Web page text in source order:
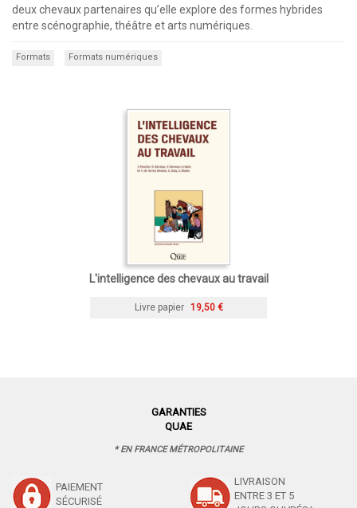
deux chevaux partenaires qu’elle explore des formes hybrides
entre scénographie, théâtre et arts numériques.
Formats Formats numériques
L'intelligence des chevaux au travail
Livre papier 19,50 €
GARANTIES
QUAE
* EN FRANCE MÉTROPOLITAINE
PAIEMENT
SÉCURISÉ
LIVRAISON
ENTRE 3 ET 5